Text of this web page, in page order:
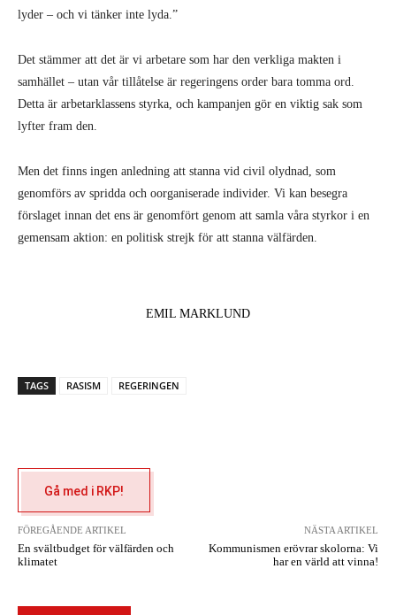
lyder – och vi tänker inte lyda.”
Det stämmer att det är vi arbetare som har den verkliga makten i
samhället – utan vår tillåtelse är regeringens order bara tomma ord.
Detta är arbetarklassens styrka, och kampanjen gör en viktig sak som
lyfter fram den.
Men det finns ingen anledning att stanna vid civil olydnad, som
genomförs av spridda och oorganiserade individer. Vi kan besegra
förslaget innan det ens är genomfört genom att samla våra styrkor i en
gemensam aktion: en politisk strejk för att stanna välfärden.
EMIL MARKLUND
TAGS RASISM REGERINGEN
Gå med i RKP!
FÖREGÅENDE ARTIKEL
En svältbudget för välfärden och
klimatet
NÄSTA ARTIKEL
Kommunismen erövrar skolorna: Vi
har en värld att vinna!